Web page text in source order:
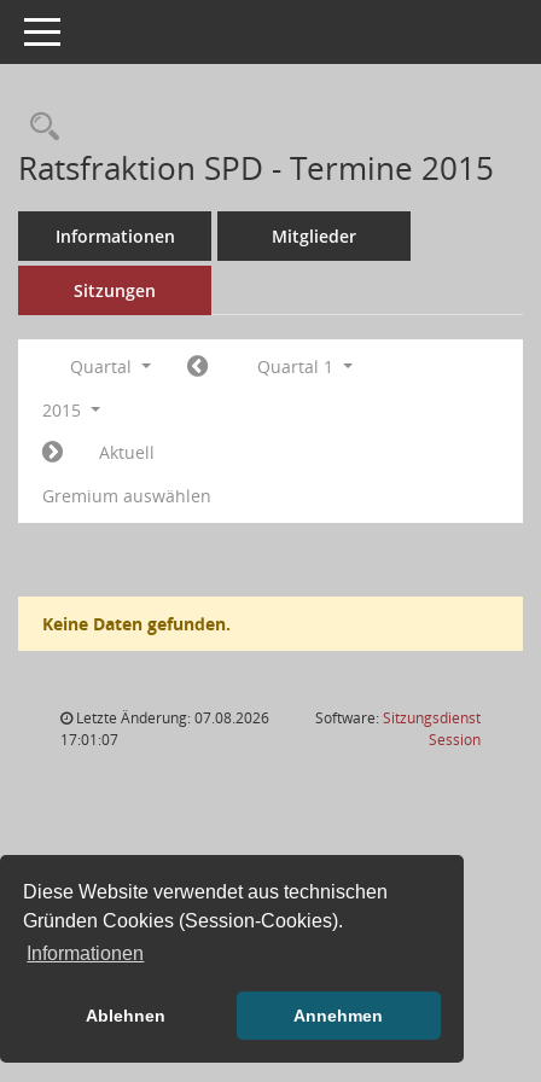
Diese Website verwendet aus technischen
Gründen Cookies (Session-Cookies).
Informationen
Ablehnen Annehmen
Toggle navigation
Ratsfraktion SPD - Termine 2015
Informationen Mitglieder
Sitzungen
Quartal
Quartal 1
2015
Aktuell
Gremium auswählen
Keine Daten gefunden.
Letzte Änderung: 07.08.2026
17:01:07
Software:Sitzungsdienst
Session(Wird in